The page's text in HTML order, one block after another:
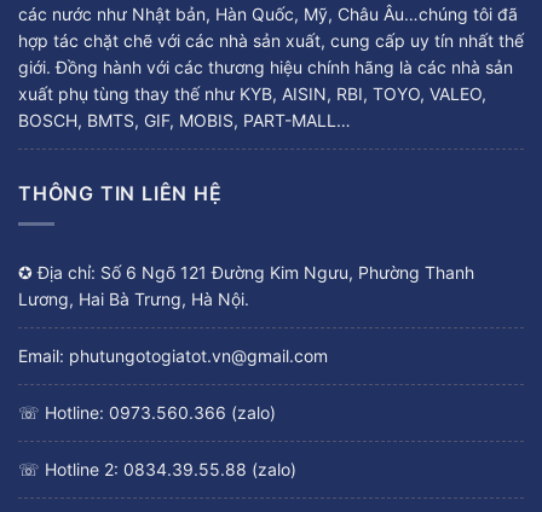
các nước như Nhật bản, Hàn Quốc, Mỹ, Châu Âu…chúng tôi đã
hợp tác chặt chẽ với các nhà sản xuất, cung cấp uy tín nhất thế
giới. Đồng hành với các thương hiệu chính hãng là các nhà sản
xuất phụ tùng thay thế như KYB, AISIN, RBI, TOYO, VALEO,
BOSCH, BMTS, GIF, MOBIS, PART-MALL…
THÔNG TIN LIÊN HỆ
✪ Địa chỉ: Số 6 Ngõ 121 Đường Kim Ngưu, Phường Thanh
Lương, Hai Bà Trưng, Hà Nội.
Email: phutungotogiatot.vn@gmail.com
☏ Hotline: 0973.560.366 (zalo)
☏ Hotline 2: 0834.39.55.88 (zalo)